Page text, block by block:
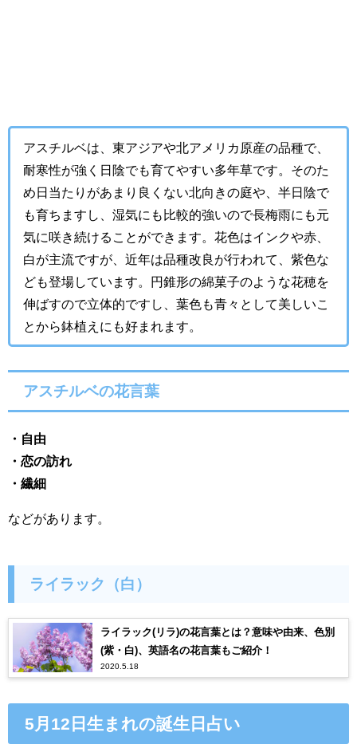
アスチルベは、東アジアや北アメリカ原産の品種で、
耐寒性が強く日陰でも育てやすい多年草です。そのた
め日当たりがあまり良くない北向きの庭や、半日陰で
も育ちますし、湿気にも比較的強いので長梅雨にも元
気に咲き続けることができます。花色はインクや赤、
白が主流ですが、近年は品種改良が行われて、紫色な
ども登場しています。円錐形の綿菓子のような花穂を
伸ばすので立体的ですし、葉色も青々として美しいこ
とから鉢植えにも好まれます。
アスチルベの花言葉
・ 自由
・ 恋の訪れ
・ 繊細
などがあります。
ライラック（白）
ライラック(リラ)の花言葉とは？意味や由来、色別
(紫・白)、英語名の花言葉もご紹介！
2020.5.18
5月12日生まれの誕生日占い